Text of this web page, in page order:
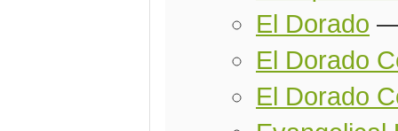
El Dorado
El Dorado
El Dorado